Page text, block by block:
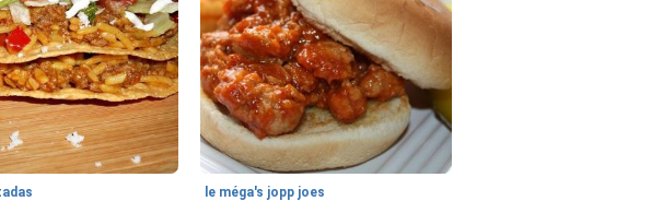
le méga's jopp joes